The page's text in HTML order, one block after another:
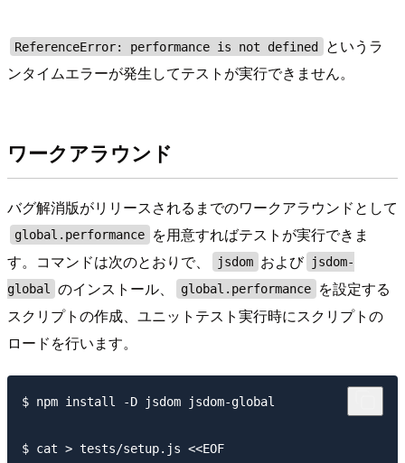
ReferenceError: performance is not defined
というラ
ンタイムエラーが発生してテストが実行できません。
ワークアラウンド
バグ解消版がリリースされるまでのワークアラウンドとして
global.performance
を用意すればテストが実行できま
す。コマンドは次のとおりで、
jsdom および
jsdom-
global
のインストール、 global.performance
を設定する
スクリプトの作成、ユニットテスト実行時にスクリプトの
ロードを行います。
$ npm install -D jsdom jsdom-global
$ cat > tests/setup.js <<EOF